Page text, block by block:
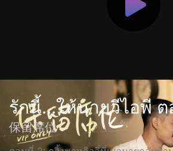
รักนี้...ให้นายวีไอพี
保留席位